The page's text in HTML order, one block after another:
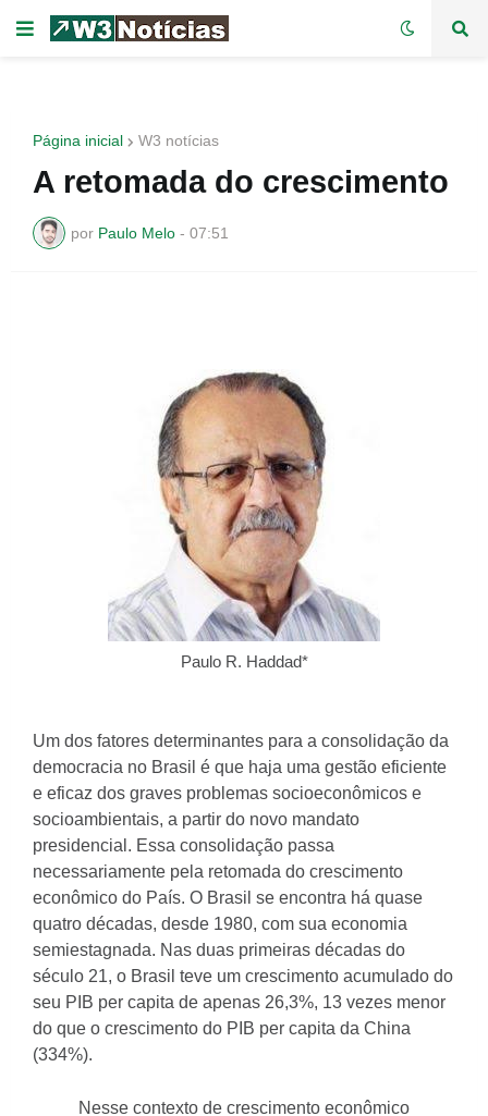
Página inicial W3 notícias
A retomada do crescimento
por Paulo Melo - 07:51
Paulo R. Haddad*
Um dos fatores determinantes para a consolidação da
democracia no Brasil é que haja uma gestão eficiente
e eficaz dos graves problemas socioeconômicos e
socioambientais, a partir do novo mandato
presidencial. Essa consolidação passa
necessariamente pela retomada do crescimento
econômico do País. O Brasil se encontra há quase
quatro décadas, desde 1980, com sua economia
semiestagnada. Nas duas primeiras décadas do
século 21, o Brasil teve um crescimento acumulado do
seu PIB per capita de apenas 26,3%, 13 vezes menor
do que o crescimento do PIB per capita da China
(334%).
Nesse contexto de crescimento econômico